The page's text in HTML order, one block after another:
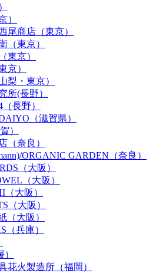
）
尾商店（東京）
（東京）
東京）
京）
梨・東京）
所(長野）
長野）
（滋賀県）
）
（奈良）
ORGANIC GARDEN（奈良）
（大阪）
（大阪）
（大阪）
（大阪）
（大阪）
（兵庫）
花火製造所（福岡）